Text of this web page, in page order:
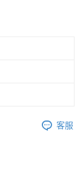
客服